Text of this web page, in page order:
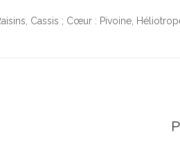
Cassis ; Cœur : Pivoine,